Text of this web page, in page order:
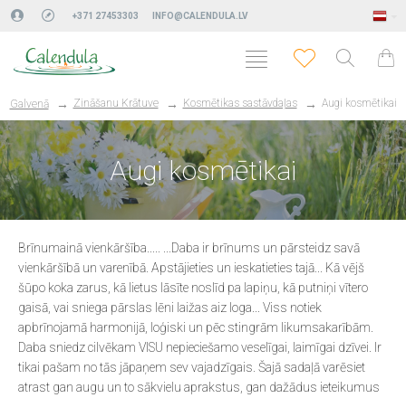
+371 27453303 INFO@CALENDULA.LV
Galvenā Zināšanu Krātuve Kosmētikas sastāvdaļas Augi kosmētikai
Augi kosmētikai
Brīnumainā vienkāršība..... ...Daba ir brīnums un pārsteidz savā
vienkāršībā un varenībā. Apstājieties un ieskatieties tajā... Kā vējš
šūpo koka zarus, kā lietus lāsīte noslīd pa lapiņu, kā putniņi vītero
gaisā, vai sniega pārslas lēni laižas aiz loga... Viss notiek
apbrīnojamā harmonijā, loģiski un pēc stingrām likumsakarībām.
Daba sniedz cilvēkam VISU nepieciešamo veselīgai, laimīgai dzīvei. Ir
tikai pašam no tās jāpaņem sev vajadzīgais. Šajā sadaļā varēsiet
atrast gan augu un to sākvielu aprakstus, gan dažādus ieteikumus